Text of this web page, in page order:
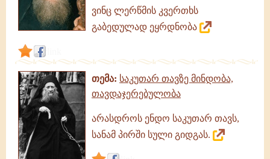
ვინც ლერწმის კვერთხს
გაბედულად ეყრდნობა
თემა: საკუთარ თავზე მინდობა,
თავდაჯერებულობა
არასდროს ენდო საკუთარ თავს,
სანამ პირში სული გიდგას.